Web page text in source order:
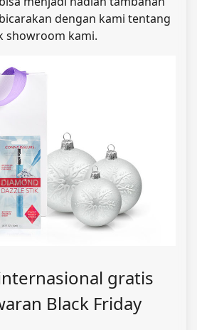
dengan kami tentang
showroom kami.
gratis
Black Friday